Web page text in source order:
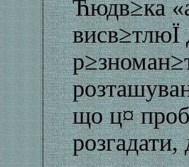
Ћюдв≥ка
висв≥тлюЇ
що ц¤